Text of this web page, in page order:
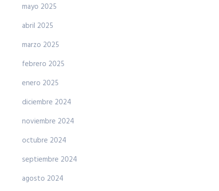
mayo 2025
abril 2025
marzo 2025
febrero 2025
enero 2025
diciembre 2024
noviembre 2024
octubre 2024
septiembre 2024
agosto 2024